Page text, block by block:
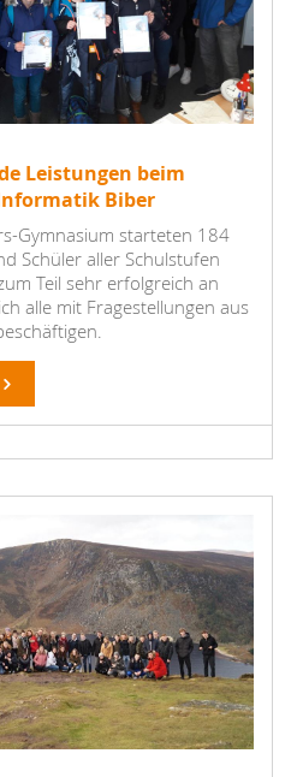
Leistungen beim
Biber
Gymnasium starteten 184
Schüler aller Schulstufen
Teil sehr erfolgreich an
alle mit Fragestellungen aus